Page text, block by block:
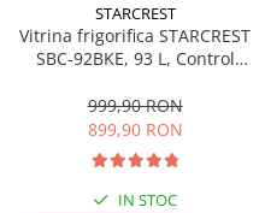
STARCREST
Vitrina frigorifica STARCREST
SBC-92BKE, 93 L, Control
83.2 cm, Negru
999,90 RON
899,90 RON
IN STOC